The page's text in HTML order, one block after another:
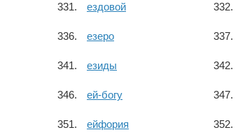
ездовой
езеро
езиды
ей-богу
ейфория